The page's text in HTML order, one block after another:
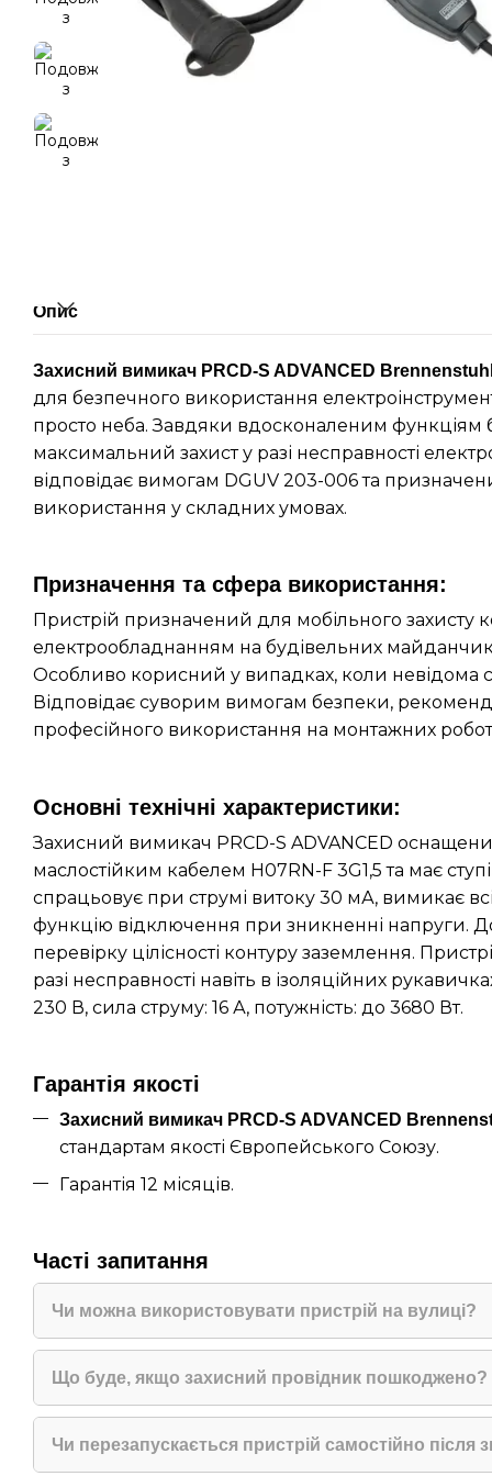
Опис
Захисний вимикач PRCD-S ADVANCED Brennenstuhl
для безпечного використання
просто неба. Завдяки вдосконаленим функціям
максимальний захист у разі несправності
відповідає вимогам DGUV 203-006 та
використання у складних умовах.
Призначення та сфера використання:
Пристрій призначений для мобільного захисту
електрообладнанням на будівельних
Особливо корисний у випадках, коли невідома
Відповідає суворим вимогам безпеки,
професійного використання на монтажних
Основні технічні характеристики:
Захисний вимикач PRCD-S ADVANCED
маслостійким кабелем H07RN-F 3G1,5 та має
спрацьовує при струмі витоку 30 мА, вимикає
функцію відключення при зникненні напруги.
перевірку цілісності контуру заземлення.
разі несправності навіть в ізоляційних
230 В, сила струму: 16 А, потужність: до 3680 Вт.
Гарантія якості
Захисний вимикач PRCD-S ADVANCED
стандартам якості Європейського Союзу.
Гарантія 12 місяців.
Часті запитання
Чи можна використовувати пристрій на вулиці?
Так, пристрій має ступінь захисту IP44 і
використання просто неба.
Що буде, якщо захисний провідник пошкоджено?
У разі обриву або наявності напруги на
пристрій не ввімкнеться або автоматично
Чи перезапускається пристрій самостійно після